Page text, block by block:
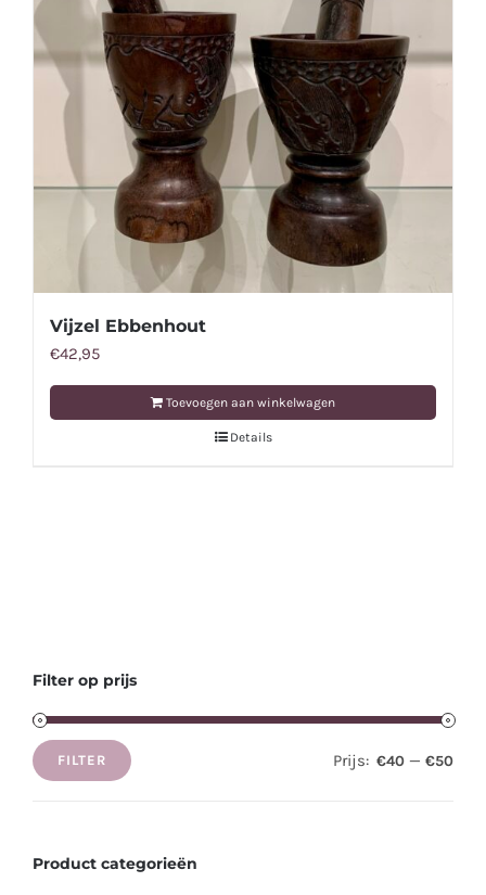
Vijzel Ebbenhout
€42,95
Toevoegen aan winkelwagen
Details
Filter op prijs
Min.
Max.
FILTER Prijs: €40 — €50
Product categorieën